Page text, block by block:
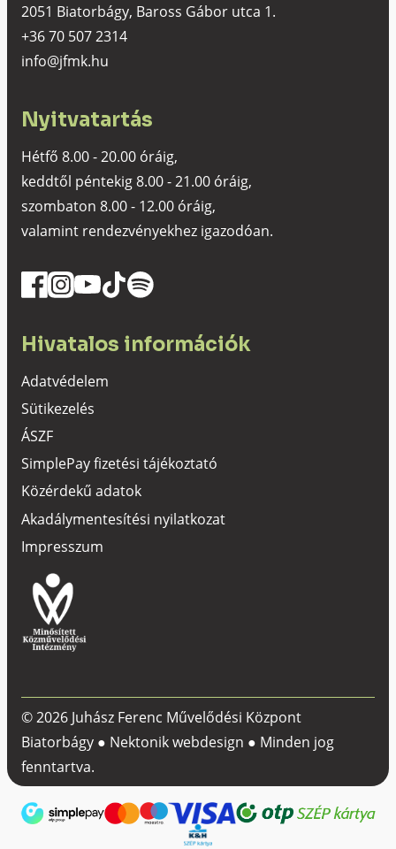
2051 Biatorbágy, Baross Gábor utca 1.
+36 70 507 2314
info@jfmk.hu
Nyitvatartás
Hétfő 8.00 - 20.00 óráig,
keddtől péntekig 8.00 - 21.00 óráig,
szombaton 8.00 - 12.00 óráig,
valamint rendezvényekhez igazodóan.
Hivatalos információk
Adatvédelem
Sütikezelés
ÁSZF
SimplePay fizetési tájékoztató
Közérdekű adatok
Akadálymentesítési nyilatkozat
Impresszum
© 2026 Juhász Ferenc Művelődési Központ
Biatorbágy ● Nektonik webdesign ● Minden jog
fenntartva.